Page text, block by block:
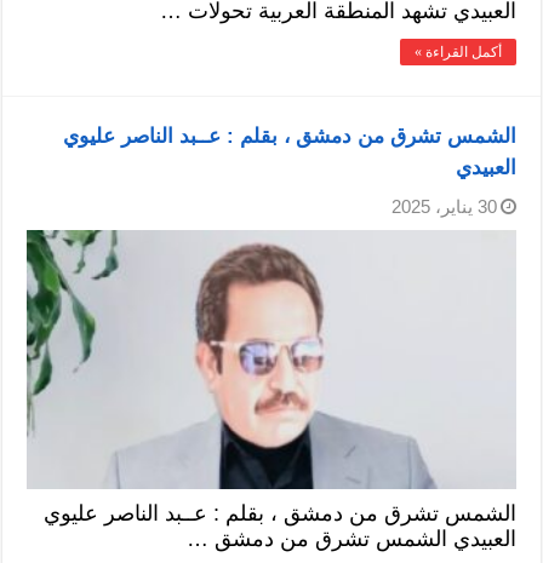
العبيدي تشهد المنطقة العربية تحولات …
أكمل القراءة »
الشمس تشرق من دمشق ، بقلم : عــبد الناصر عليوي
العبيدي
30 يناير، 2025
الشمس تشرق من دمشق ، بقلم : عــبد الناصر عليوي
العبيدي الشمس تشرق من دمشق …